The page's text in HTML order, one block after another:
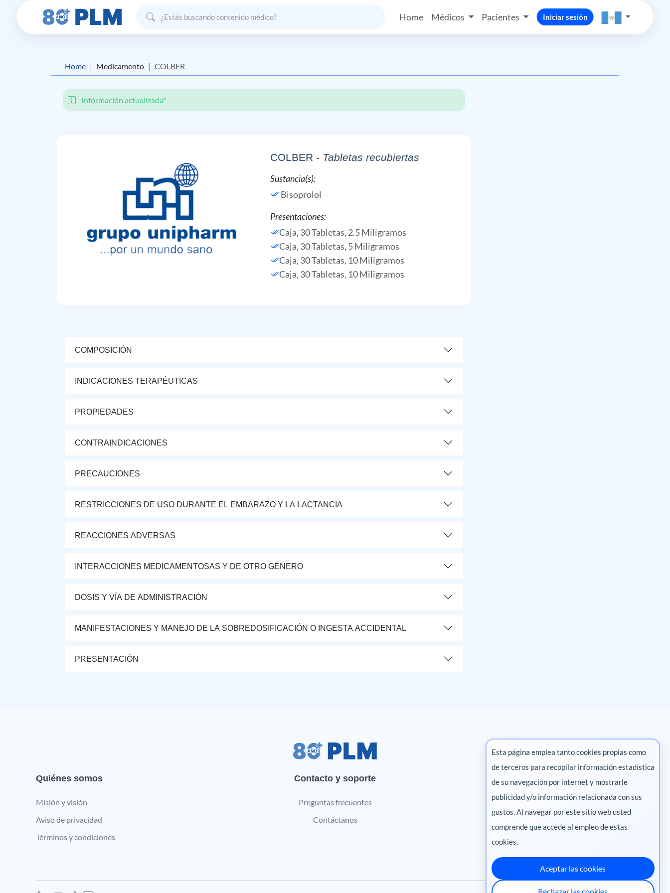
Home Médicos Pacientes Iniciar sesión
Home Medicamento COLBER
Información actualizada*
COLBER - Tabletas recubiertas
Sustancia(s):
Bisoprolol
Presentaciones:
Caja, 30 Tabletas, 2.5 Miligramos
Caja, 30 Tabletas, 5 Miligramos
Caja, 30 Tabletas, 10 Miligramos
Caja, 30 Tabletas, 10 Miligramos
COMPOSICIÓN
INDICACIONES TERAPÉUTICAS
PROPIEDADES
CONTRAINDICACIONES
PRECAUCIONES
RESTRICCIONES DE USO DURANTE EL EMBARAZO Y LA LACTANCIA
REACCIONES ADVERSAS
INTERACCIONES MEDICAMENTOSAS Y DE OTRO GÉNERO
DOSIS Y VÍA DE ADMINISTRACIÓN
MANIFESTACIONES Y MANEJO DE LA SOBREDOSIFICACIÓN O INGESTA ACCIDENTAL
PRESENTACIÓN
Quiénes somos
Misión y visión
Aviso de privacidad
Términos y condiciones
Contacto y soporte
Preguntas frecuentes
Contáctanos
Marketing digital
Pharma
Esta página emplea tanto cookies propias como
de terceros para recopilar información estadística
de su navegación por internet y mostrarle
publicidad y/o información relacionada con sus
gustos. Al navegar por este sitio web usted
comprende que accede al empleo de estas
cookies.
Aceptar las cookies